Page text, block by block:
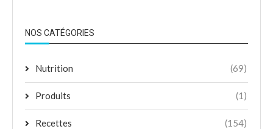
NOS CATÉGORIES
Nutrition (69)
Produits (1)
Recettes (154)